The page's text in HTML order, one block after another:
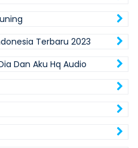
Terbaru 2023
Dan Aku Hq Audio